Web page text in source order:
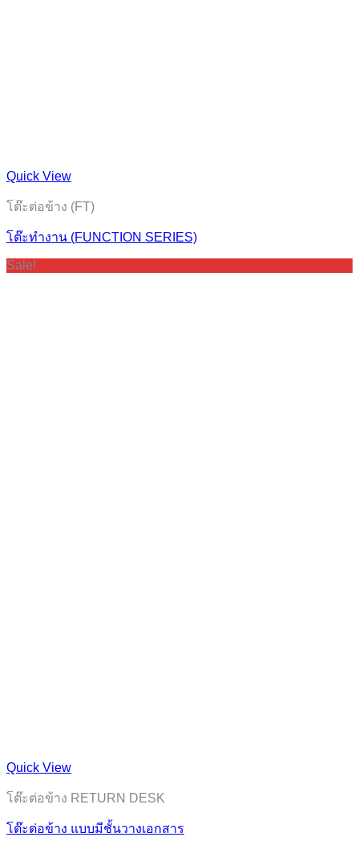
Quick View
โต๊ะต่อข้าง (FT)
โต๊ะทำงาน (FUNCTION SERIES)
Sale!
Quick View
โต๊ะต่อข้าง RETURN DESK
โต๊ะต่อข้าง แบบมีชั้นวางเอกสาร